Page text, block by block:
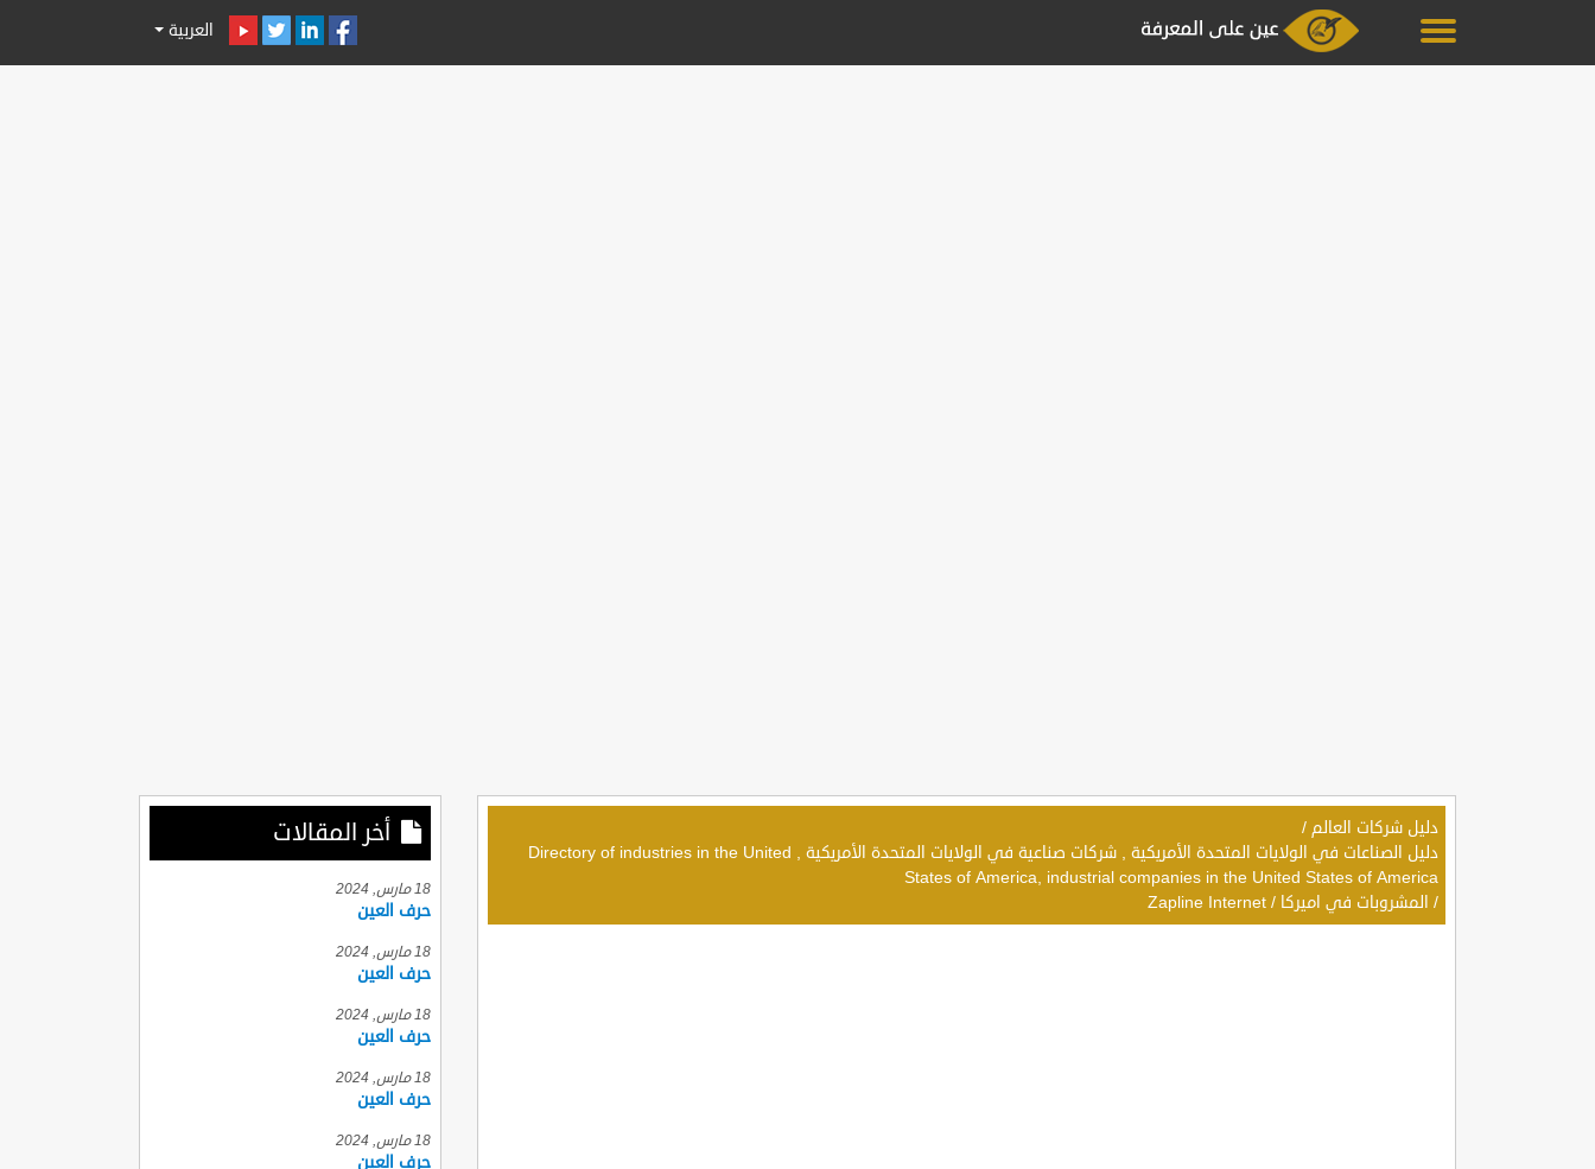
العربية
دليل شركات العالم /
دليل الصناعات في الولايات المتحدة الأمريكية , شركات صناعية في الولايات المتحدة الأمريكية , Directory of industries in the United
States of America, industrial companies in the United States of America
/ المشروبات في اميركا /
Zapline Internet
أخر المقالات
18 مارس, 2024
حرف العين
18 مارس, 2024
حرف العين
18 مارس, 2024
حرف العين
18 مارس, 2024
حرف العين
18 مارس, 2024
حرف العين